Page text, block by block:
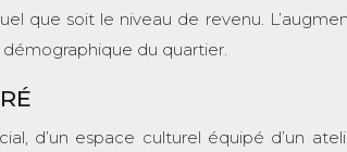
que soit le niveau de revenu.
du quartier.
d’un espace culturel équipé d’un